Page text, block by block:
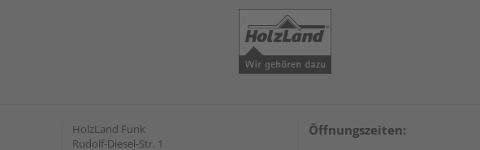
HolzLand Funk
Rudolf-Diesel-Str. 1
Öffnungszeiten: